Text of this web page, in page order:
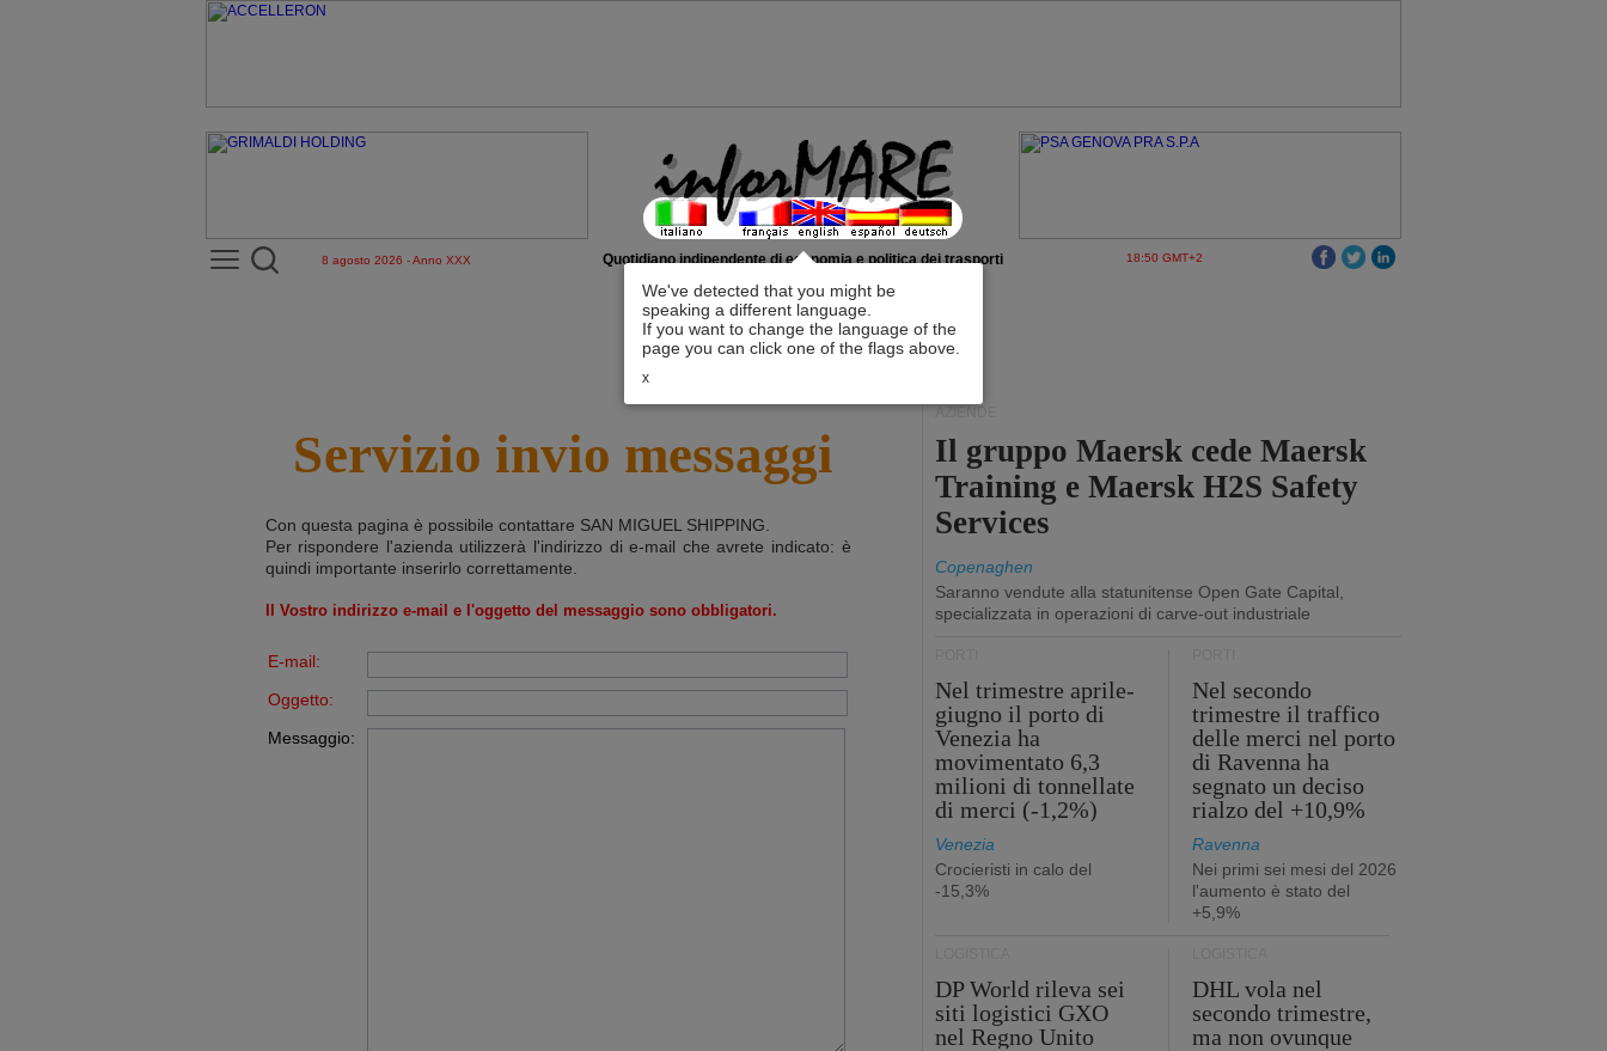
We've detected that you might be
speaking a different language.
If you want to change the language of the
page you can click one of the flags above.
x
8 agosto 2026 - Anno XXX Quotidiano indipendente di economia e politica dei trasporti 18:50 GMT+2
Servizio invio messaggi
Con questa pagina è possibile contattare SAN MIGUEL SHIPPING
Per rispondere l'azienda utilizzerà l'indirizzo di e-mail che avrete indicato: è
quindi importante inserirlo correttamente.
Il Vostro indirizzo e-mail e l'oggetto del messaggio sono obbligatori.
E-mail:
Oggetto:
Messaggio:
AZIENDE
Il gruppo Maersk cede Maersk
Training e Maersk H2S Safety
Services
Copenaghen
Saranno vendute alla statunitense Open Gate Capital,
specializzata in operazioni di carve-out industriale
Nel trimestre aprile-
giugno il porto di
Venezia ha
movimentato 6,3
milioni di tonnellate
di merci (-1,2%)
Venezia
Crocieristi in calo del
-15,3%
Nel secondo
trimestre il traffico
delle merci nel porto
di Ravenna ha
segnato un deciso
rialzo del +10,9%
Ravenna
Nei primi sei mesi del 2026
l'aumento è stato del
+5,9%
DP World rileva sei
siti logistici GXO
nel Regno Unito
DHL vola nel
secondo trimestre,
ma non ovunque